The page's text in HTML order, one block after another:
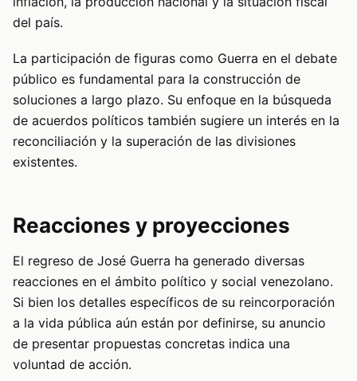
del país.
La participación de figuras como Guerra en el debate
público es fundamental para la construcción de
soluciones a largo plazo. Su enfoque en la búsqueda
de acuerdos políticos también sugiere un interés en la
reconciliación y la superación de las divisiones
existentes.
Reacciones y proyecciones
El regreso de José Guerra ha generado diversas
reacciones en el ámbito político y social venezolano.
Si bien los detalles específicos de su reincorporación
a la vida pública aún están por definirse, su anuncio
de presentar propuestas concretas indica una
voluntad de acción.